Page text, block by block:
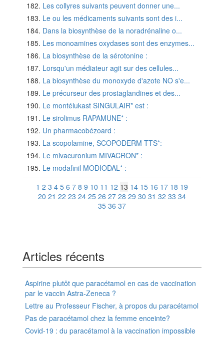
Les collyres suivants peuvent donner une...
Le ou les médicaments suivants sont des i...
Dans la biosynthèse de la noradrénaline o...
Les monoamines oxydases sont des enzymes...
La biosynthèse de la sérotonine :
Lorsqu'un médiateur agit sur des cellules...
La biosynthèse du monoxyde d'azote NO s'e...
Le précurseur des prostaglandines et des...
Le montélukast SINGULAIR* est :
Le sirolimus RAPAMUNE* :
Un pharmacobézoard :
La scopolamine, SCOPODERM TTS*:
Le mivacuronium MIVACRON* :
Le modafinil MODIODAL* :
1 2 3 4 5 6 7 8 9 10 11 12 13 14 15 16 17 18 19
20 21 22 23 24 25 26 27 28 29 30 31 32 33 34
35 36 37
Articles récents
Aspirine plutôt que paracétamol en cas de vaccination
par le vaccin Astra-Zeneca ?
Lettre au Professeur Fischer, à propos du paracétamol
Pas de paracétamol chez la femme enceinte?
Covid-19 : du paracétamol à la vaccination impossible